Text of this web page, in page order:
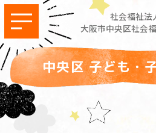
社会福祉法
大阪市中央区社会
中央区 子ども・